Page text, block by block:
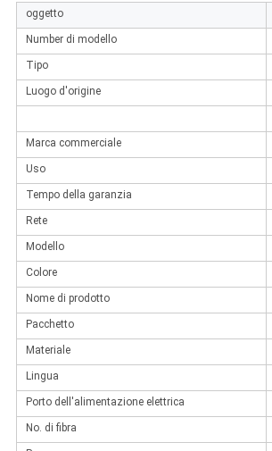
oggetto
Number di modello
Tipo
Luogo d'origine
Marca commerciale
Uso
Tempo della garanzia
Rete
Modello
Colore
Nome di prodotto
Pacchetto
Materiale
Lingua
Porto dell'alimentazione elettrica
No. di fibra